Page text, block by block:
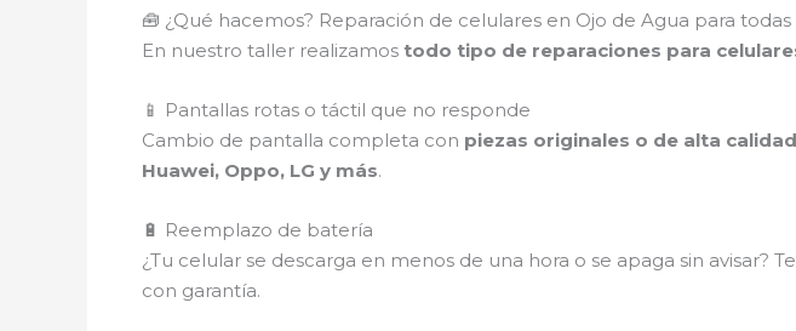
🧰 ¿Qué hacemos? Reparación de celulares en Ojo de Agua para
En nuestro taller realizamos todo tipo de reparaciones para
📱 Pantallas rotas o táctil que no responde
Cambio de pantalla completa con piezas originales o de alta calidad
Huawei, Oppo, LG y más.
🔋 Reemplazo de batería
¿Tu celular se descarga en menos de una hora o se apaga sin avisar?
con garantía.